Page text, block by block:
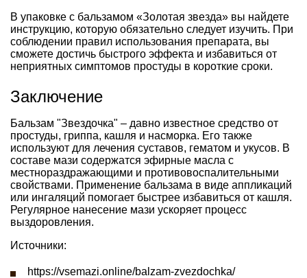
В упаковке с бальзамом «Золотая звезда» вы найдете
инструкцию, которую обязательно следует изучить. При
соблюдении правил использования препарата, вы
сможете достичь быстрого эффекта и избавиться от
неприятных симптомов простуды в короткие сроки.
Заключение
Бальзам "Звездочка" – давно известное средство от
простуды, гриппа, кашля и насморка. Его также
используют для лечения суставов, гематом и укусов. В
составе мази содержатся эфирные масла с
местнораздражающими и противовоспалительными
свойствами. Применение бальзама в виде аппликаций
или ингаляций помогает быстрее избавиться от кашля.
Регулярное нанесение мази ускоряет процесс
выздоровления.
Источники:
https://vsemazi.online/balzam-zvezdochka/